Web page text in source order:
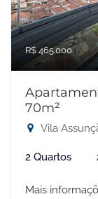
R$ 465.000
70m²
Vila
2 Quartos
Mais